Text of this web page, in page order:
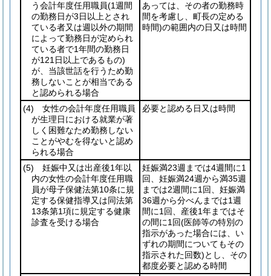
う会計年度任用職員(1週間
の勤務日が3日以上とされ
ている者又は週以外の期間
によって勤務日が定められ
ている者で1年間の勤務日
が121日以上であるもの)
が、当該世話を行うため勤
務しないことが相当である
と認められる場合
あっては、その者の勤務時
間を考慮し、町長の定める
時間)の範囲内の日又は時間
(4) 女性の会計年度任用職員
が生理日における就業が著
しく困難なため勤務しない
ことがやむを得ないと認め
られる場合
必要と認める日又は時間
(5) 妊娠中又は出産後1年以
内の女性の会計年度任用職
員が母子保健法第10条に規
定する保健指導又は同法第
13条第1項に規定する健康
診査を受ける場合
妊娠満23週までは4週間に1
回、妊娠満24週から満35週
までは2週間に1回、妊娠満
36週から分べんまでは1週
間に1回、産後1年まではそ
の間に1回(医師等の特別の
指示があった場合には、い
ずれの期間についてもその
指示された回数)とし、その
都度必要と認める時間